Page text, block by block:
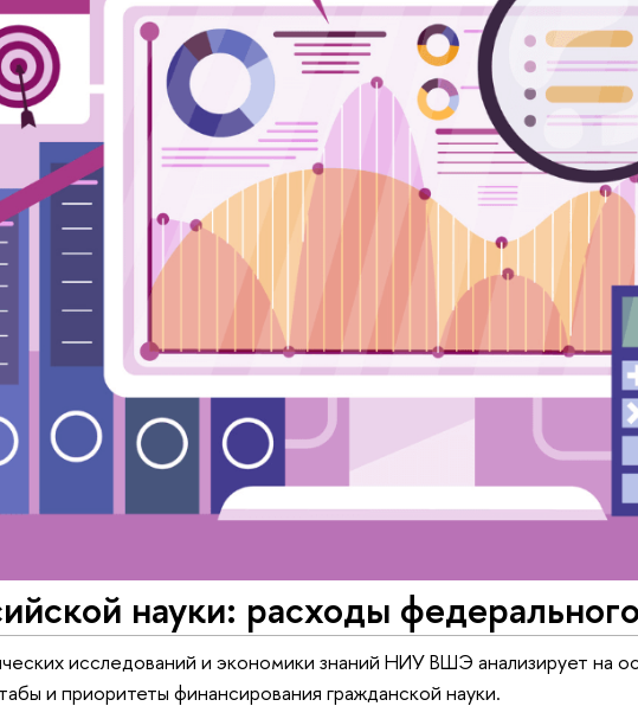
науки: расходы
исследований и экономики знаний НИУ ВШЭ анализирует на
и приоритеты финансирования гражданской науки.